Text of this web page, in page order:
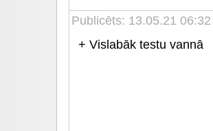
Publicēts: 13.05.21 06:32
+ Vislabāk testu vannā